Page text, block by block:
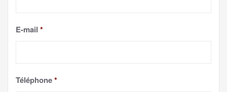
E-mail *
Téléphone*